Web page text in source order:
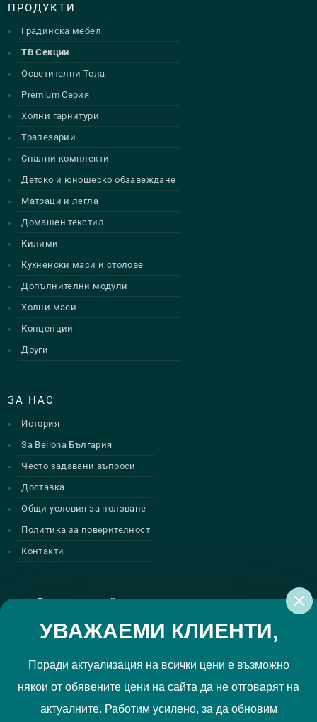
УВАЖАЕМИ КЛИЕНТИ,
Поради актуализация на всички цени е възможно
някои от обявените цени на сайта да не отговарят на
актуалните. Работим усилено, за да обновим
ПРОДУКТИ
Градинска мебел
ТВ Секции
Осветителни Тела
Premium Серия
Холни гарнитури
Трапезарии
Спални комплекти
Детско и юношеско обзавеждане
Матраци и легла
Домашен текстил
Килими
Кухненски маси и столове
Допълнителни модули
Холни маси
Концепции
Други
ЗА НАС
История
За Bellona България
Често задавани въпроси
Доставка
Общи условия за ползване
Политика за поверителност
Контакти
Регистрирай се за нашите атрактивни
Прочетох и приемам Политиката за поверителност